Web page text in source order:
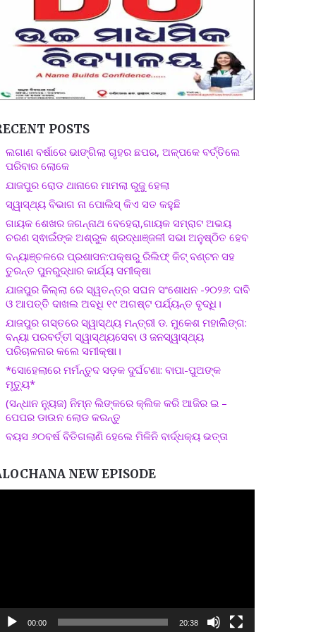
POSTS
ଲଗାଣ ବର୍ଷାରେ ଭାଙ୍ଗିଲା ଗୃହର ଛପର, ଅଳ୍ପକେ ବର୍ତ୍ତିଲେ
ପରିବାର ଲୋକେ
ଯାଜପୁର ରୋଡ ଥାନାରେ ମାମଲା ରୁଜୁ ହେଲା
ସ୍ୱାସ୍ଥ୍ୟ ବିଭାଗ ନା ପୋଲିସ୍ କିଏ ସତ କହୁଛି
ଗାୟକ ଶେଖର ଜଗନ୍ନାଥ ବେହେରା,ଗାୟକ ସମ୍ରାଟ ଅଭୟ
ଚରଣ ସ୍ଵାଇଁଙ୍କ ଅଶ୍ରୁଳ ଶ୍ରଦ୍ଧାଞ୍ଜଳୀ ସଭା ଅନୁଷ୍ଠିତ ହେବ
ବନ୍ୟାଞ୍ଚଳରେ ପ୍ରଶାସନ:ପକ୍ଷରୁ ରିଲିଫ୍ କିଟ୍ ବଣ୍ଟନ ସହ
ତୁରନ୍ତ ପୁନରୁଦ୍ଧାର କାର୍ଯ୍ୟ ସମୀକ୍ଷା
ଯାଜପୁର ଜିଲ୍ଲା ରେ ସ୍ୱତନ୍ତ୍ର ସଘନ ସଂଶୋଧନ -୨୦୨୬: ଦାବି
ଓ ଆପତ୍ତି ଦାଖଲ ଅବଧି ୧୯ ଅଗଷ୍ଟ ପର୍ଯ୍ୟନ୍ତ ବୃଦ୍ଧି।
ଯାଜପୁର ଗସ୍ତରେ ସ୍ୱାସ୍ଥ୍ୟ ମନ୍ତ୍ରୀ ଡ. ମୁକେଶ ମହାଲିଙ୍ଗ:
ବନ୍ୟା ପରବର୍ତ୍ତୀ ସ୍ୱାସ୍ଥ୍ୟସେବା ଓ ଜନସ୍ୱାସ୍ଥ୍ୟ
ପରିଚାଳନାର କଲେ ସମୀକ୍ଷା।
*ସୋହେଲାରେ ମର୍ମନ୍ତୁଦ ସଡ଼କ ଦୁର୍ଘଟଣା: ବାପା-ପୁଅଙ୍କ
ମୃତ୍ୟୁ*
(ସନ୍ଧାନ ନ୍ୟୁଜ) ନିମ୍ନ ଲିଙ୍କରେ କ୍ଲିକ କରି ଆଜିର ଇ –
ପେପର ଡାଉନ ଲୋଡ କରନ୍ତୁ
ବୟସ ୬୦ବର୍ଷ ବିତିଗଲାଣି ହେଲେ ମିଳିନି ବାର୍ଦ୍ଧକ୍ୟ ଭତ୍ତା
NEW EPISODE
00:00 20:38